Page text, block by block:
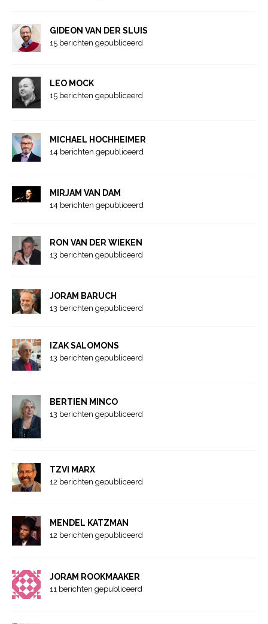
GIDEON VAN DER SLUIS
15 berichten gepubliceerd
LEO MOCK
15 berichten gepubliceerd
MICHAEL HOCHHEIMER
14 berichten gepubliceerd
MIRJAM VAN DAM
14 berichten gepubliceerd
RON VAN DER WIEKEN
13 berichten gepubliceerd
JORAM BARUCH
13 berichten gepubliceerd
IZAK SALOMONS
13 berichten gepubliceerd
BERTIEN MINCO
13 berichten gepubliceerd
TZVI MARX
12 berichten gepubliceerd
MENDEL KATZMAN
12 berichten gepubliceerd
JORAM ROOKMAAKER
11 berichten gepubliceerd